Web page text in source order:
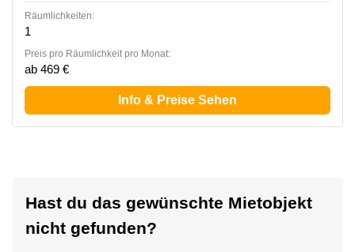
Räumlichkeiten:
1
Preis pro Räumlichkeit pro Monat:
ab 469 €
Info & Preise Sehen
Hast du das gewünschte Mietobjekt
nicht gefunden?